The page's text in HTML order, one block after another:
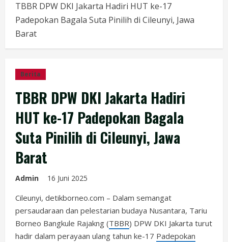
TBBR DPW DKI Jakarta Hadiri HUT ke-17
Padepokan Bagala Suta Pinilih di Cileunyi, Jawa
Barat
Berita
TBBR DPW DKI Jakarta Hadiri
HUT ke-17 Padepokan Bagala
Suta Pinilih di Cileunyi, Jawa
Barat
Admin 16 Juni 2025
Cileunyi, detikborneo.com – Dalam semangat
persaudaraan dan pelestarian budaya Nusantara, Tariu
Borneo Bangkule Rajakng (TBBR) DPW DKI Jakarta turut
hadir dalam perayaan ulang tahun ke-17 Padepokan